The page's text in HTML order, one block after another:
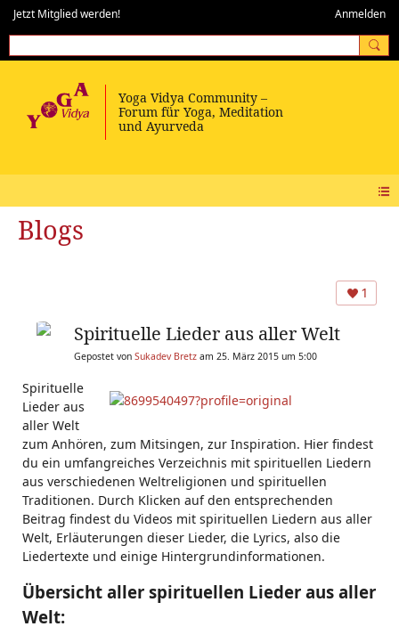
Jetzt Mitglied werden! Anmelden
Blogs
1
Spirituelle Lieder aus aller Welt
Gepostet von Sukadev Bretz am 25. März 2015 um 5:00
Spirituelle
Lieder aus
aller Welt
zum Anhören, zum Mitsingen, zur Inspiration. Hier findest
du ein umfangreiches Verzeichnis mit spirituellen Liedern
aus verschiedenen Weltreligionen und spirituellen
Traditionen. Durch Klicken auf den entsprechenden
Beitrag findest du Videos mit spirituellen Liedern aus aller
Welt, Erläuterungen dieser Lieder, die Lyrics, also die
Liedertexte und einige Hintergrundinformationen.
Übersicht aller spirituellen Lieder aus aller
Welt: